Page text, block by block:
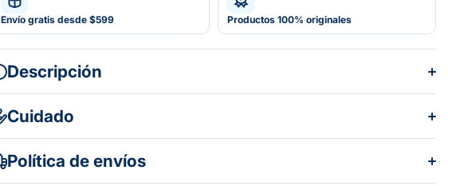
Envío gratis desde $599 Productos 100% originales
Descripción
Cuidado
Política de envíos